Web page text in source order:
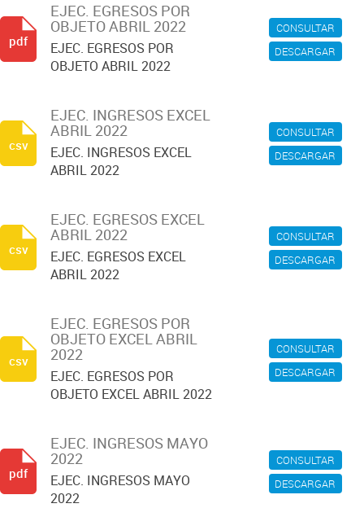
CONSULTAR
DESCARGAR
EJEC. EGRESOS POR
OBJETO ABRIL 2022
EJEC. EGRESOS POR
OBJETO ABRIL 2022
pdf
CONSULTAR
DESCARGAR
EJEC. INGRESOS EXCEL
ABRIL 2022
EJEC. INGRESOS EXCEL
ABRIL 2022
csv
CONSULTAR
DESCARGAR
EJEC. EGRESOS EXCEL
ABRIL 2022
EJEC. EGRESOS EXCEL
ABRIL 2022
csv
CONSULTAR
DESCARGAR
EJEC. EGRESOS POR
OBJETO EXCEL ABRIL
2022
EJEC. EGRESOS POR
OBJETO EXCEL ABRIL 2022
csv
CONSULTAR
DESCARGAR
EJEC. INGRESOS MAYO
2022
EJEC. INGRESOS MAYO
2022
pdf